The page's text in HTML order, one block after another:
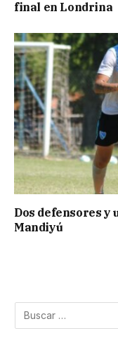
final en Londrina
Dos defensores y
Mandiyú